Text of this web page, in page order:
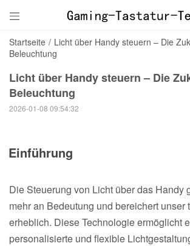

Startseite / Licht über Handy steuern – Die
Beleuchtung
Licht über Handy steuern – Die
Beleuchtung
2026-01-08 09:54:32
Einführung
Die Steuerung von Licht über das Handy
mehr an Bedeutung und bereichert unser
erheblich. Diese Technologie ermöglicht
personalisierte und flexible